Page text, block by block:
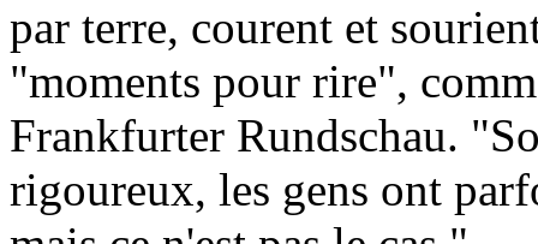
par terre, courent et
"moments pour rire",
Frankfurter Rundschau.
rigoureux, les gens ont